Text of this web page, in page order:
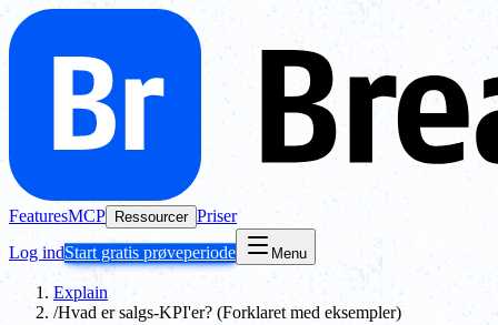
FeaturesMCP Ressourcer Priser
Log indStart gratis prøveperiode Menu
Explain
/Hvad er salgs-KPI'er? (Forklaret med eksempler)